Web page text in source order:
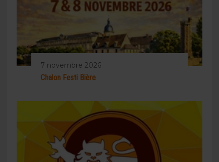
7 novembre 2026
Chalon Festi Bière